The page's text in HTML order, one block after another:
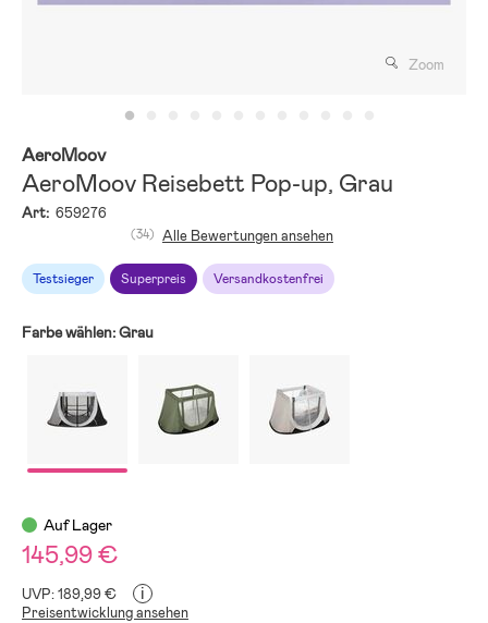
Zoom
AeroMoov
AeroMoov Reisebett Pop-up, Grau
Art: 659276
Testsieger Superpreis Versandkostenfrei
(34) Alle Bewertungen ansehen
Farbe wählen:Grau
Auf Lager
145,99 €
UVP: 189,99 € i
Preisentwicklung ansehen